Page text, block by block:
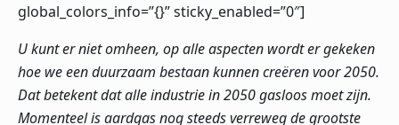
global_colors_info=”{}” sticky_enabled=”0″]
U kunt er niet omheen, op alle aspecten wordt er gekeken
hoe we een duurzaam bestaan kunnen creëren voor 2050.
Dat betekent dat alle industrie in 2050 gasloos moet zijn.
Momenteel is aardgas nog steeds verreweg de grootste